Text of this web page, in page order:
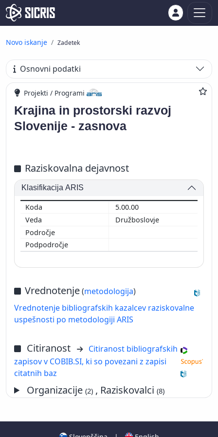
Novo iskanje Zadetek
Osnovni podatki
Projekti / Programi
Krajina in prostorski razvoj
Slovenije - zasnova
Raziskovalna dejavnost
Klasifikacija ARIS
5.00.00
Družboslovje
Vrednotenje(metodologija)
Vrednotenje bibliografskih kazalcev raziskovalne
uspešnosti po metodologiji ARIS
Citiranost
Citiranost bibliografskih
zapisov v COBIB.SI, ki so povezani z zapisi
citatnih baz
Organizacije(2) , Raziskovalci(8)